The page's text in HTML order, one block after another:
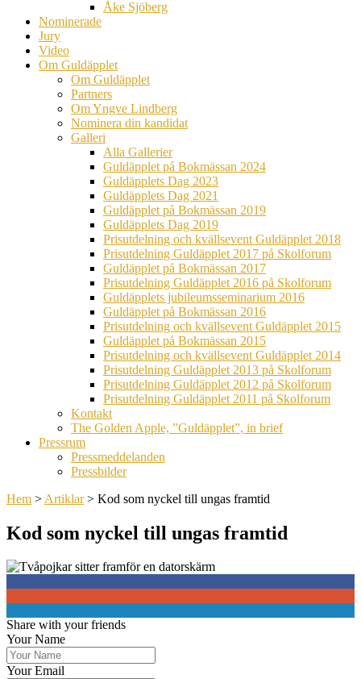
Åke Sjöberg
Nominerade
Jury
Video
Om Guldäpplet
Om Guldäpplet
Partners
Om Yngve Lindberg
Nominera din kandidat
Galleri
Alla Gallerier
Guldäpplet på Bokmässan 2024
Guldäpplets Dag 2023
Guldäpplets Dag 2021
Guldäpplet på Bokmässan 2019
Guldäpplets Dag 2019
Prisutdelning och kvällsevent Guldäpplet 2018
Prisutdelning Guldäpplet 2017 på Skolforum
Guldäpplet på Bokmässan 2017
Prisutdelning Guldäpplet 2016 på Skolforum
Guldäpplets jubileumsseminarium 2016
Guldäpplet på Bokmässan 2016
Prisutdelning och kvällsevent Guldäpplet 2015
Guldäpplet på Bokmässan 2015
Prisutdelning och kvällsevent Guldäpplet 2014
Prisutdelning Guldäpplet 2013 på Skolforum
Prisutdelning Guldäpplet 2012 på Skolforum
Prisutdelning Guldäpplet 2011 på Skolforum
Kontakt
The Golden Apple, ”Guldäpplet”, in brief
Pressrum
Pressmeddelanden
Pressbilder
Hem > Artiklar> Kod som nyckel till ungas framtid
Kod som nyckel till ungas framtid
Share with your friends
Your Name
Your Email